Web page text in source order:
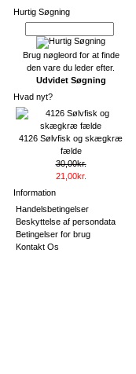
Hurtig Søgning
Brug nøgleord for at finde
den vare du leder efter.
Udvidet Søgning
Hvad nyt?
4126 Sølvfisk og skægkræ
fælde
30,00kr.
21,00kr.
Information
Handelsbetingelser
Beskyttelse af persondata
Betingelser for brug
Kontakt Os